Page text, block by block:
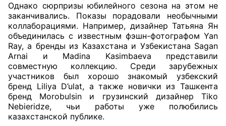
Однако сюрпризы юбилейного сезона на этом не
заканчивались. Показы порадовали необычными
коллаборациями. Например, дизайнер Татьяна Ян
объединилась с известным фэшн-фотографом Yan
Ray, а бренды из Казахстана и Узбекистана Sagan
Arnai и Madina Kasimbaeva представили
совместную коллекцию. Среди зарубежных
участников был хорошо знакомый узбекский
бренд Liliya D’ulat, а также новички из Ташкента
бренд Morobulsin и грузинский дизайнер Tiko
Nebieridze, чьи работы уже полюбились
казахстанской публике.